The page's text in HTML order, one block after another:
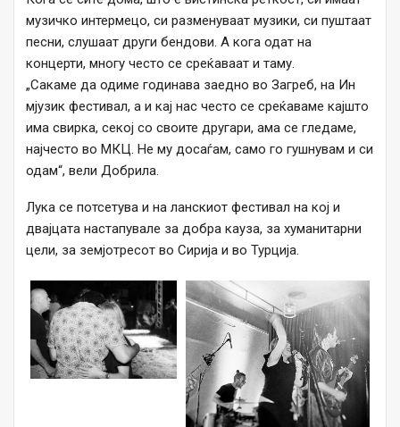
музичко интермецо, си разменуваат музики, си пуштаат
песни, слушаат други бендови. А кога одат на
концерти, многу често се среќаваат и таму.
„Сакаме да одиме годинава заедно во Загреб, на Ин
мјузик фестивал, а и кај нас често се среќаваме кајшто
има свирка, секој со своите другари, ама се гледаме,
најчесто во МКЦ. Не му досаѓам, само го гушнувам и си
одам“, вели Добрила.
Лука се потсетува и на ланскиот фестивал на кој и
двајцата настапувале за добра кауза, за хуманитарни
цели, за земјотресот во Сирија и во Турција.